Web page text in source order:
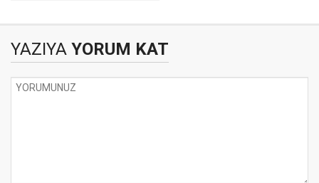
YAZIYA YORUM KAT